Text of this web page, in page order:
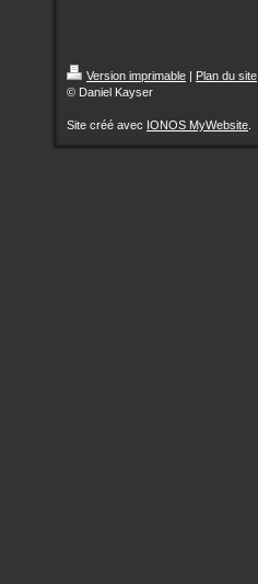
Version imprimable | Plan du site
© Daniel Kayser
Site créé avec IONOS MyWebsite